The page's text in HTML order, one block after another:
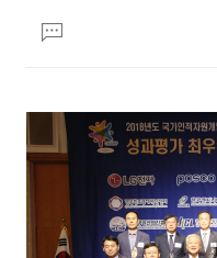
문댓
글